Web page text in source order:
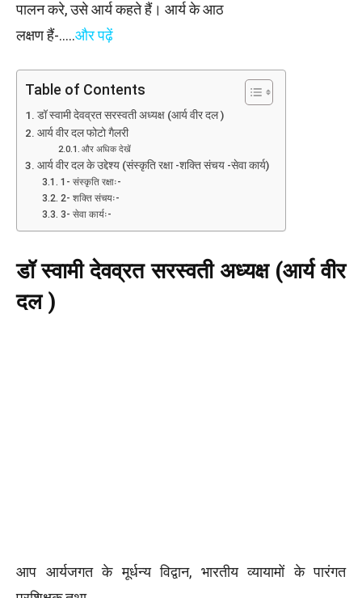
पालन करे, उसे आर्य कहते हैं। आर्य के आठ
लक्षण हैं-…..और पढ़ें
Table of Contents
डॉ स्वामी देवव्रत सरस्वती अध्यक्ष (आर्य वीर दल )
आर्य वीर दल फोटो गैलरी
और अधिक देखें
आर्य वीर दल के उद्देश्य (संस्कृति रक्षा -शक्ति संचय -सेवा कार्य)
1- संस्कृति रक्षाः-
2- शक्ति संचयः-
3- सेवा कार्यः-
डॉ स्वामी देवव्रत सरस्वती अध्यक्ष (आर्य वीर
दल )
आप आर्यजगत के मूर्धन्य विद्वान, भारतीय व्यायामों के पारंगत